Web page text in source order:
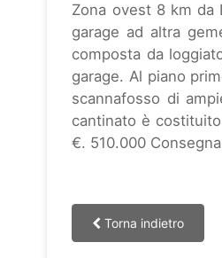
Zona ovest 8 km da
garage ad altra
composta da
garage. Al piano
scannafosso di
cantinato è
€. 510.000
Torna indietro